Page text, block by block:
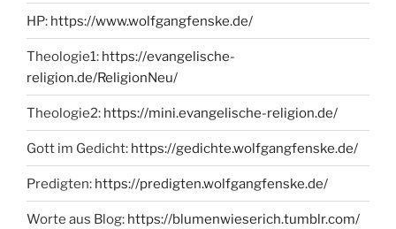
HP: https://www.wolfgangfenske.de/
Theologie1: https://evangelische-
religion.de/ReligionNeu/
Theologie2: https://mini.evangelische-religion.de/
Gott im Gedicht: https://gedichte.wolfgangfenske.de/
Predigten: https://predigten.wolfgangfenske.de/
Worte aus Blog: https://blumenwieserich.tumblr.com/